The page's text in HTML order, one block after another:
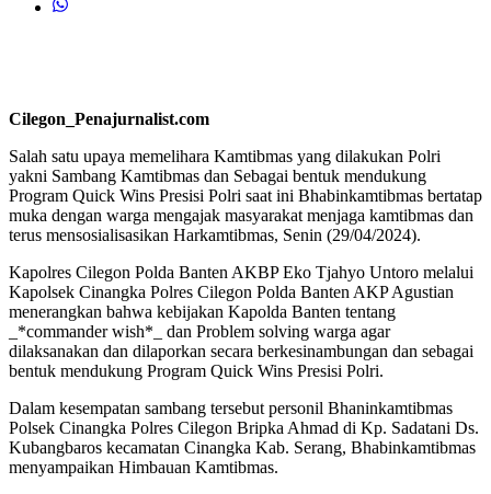
Cilegon_Penajurnalist.com
Salah satu upaya memelihara Kamtibmas yang dilakukan Polri
yakni Sambang Kamtibmas dan Sebagai bentuk mendukung
Program Quick Wins Presisi Polri saat ini Bhabinkamtibmas bertatap
muka dengan warga mengajak masyarakat menjaga kamtibmas dan
terus mensosialisasikan Harkamtibmas, Senin (29/04/2024).
Kapolres Cilegon Polda Banten AKBP Eko Tjahyo Untoro melalui
Kapolsek Cinangka Polres Cilegon Polda Banten AKP Agustian
menerangkan bahwa kebijakan Kapolda Banten tentang
_*commander wish*_ dan Problem solving warga agar
dilaksanakan dan dilaporkan secara berkesinambungan dan sebagai
bentuk mendukung Program Quick Wins Presisi Polri.
Dalam kesempatan sambang tersebut personil Bhaninkamtibmas
Polsek Cinangka Polres Cilegon Bripka Ahmad di Kp. Sadatani Ds.
Kubangbaros kecamatan Cinangka Kab. Serang, Bhabinkamtibmas
menyampaikan Himbauan Kamtibmas.